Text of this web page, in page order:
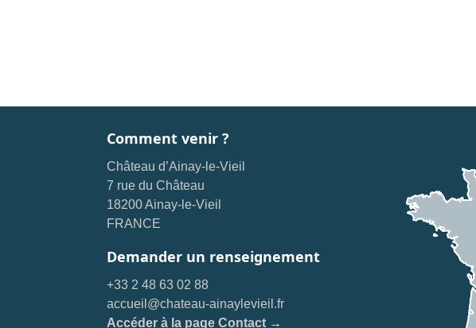
Comment venir ?
Château d’Ainay-le-Vieil
7 rue du Château
18200 Ainay-le-Vieil
FRANCE
Demander un renseignement
+33 2 48 63 02 88
accueil@chateau-ainaylevieil.fr
Accéder à la page Contact →